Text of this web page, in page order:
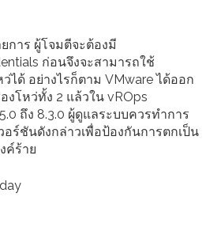
การ ผู้โจมตีจะต้องมี
ก่อนจึงจะสามารถใช้
ได้ อย่างไรก็ตาม VMware ได้ออก
งโหว่ทั้ง 2 แล้วใน vROps
ถึง 8.3.0 ผู้ดูแลระบบควรทำการ
อร์ชันดังกล่าวเพื่อป้องกันการตกเป็น
ค์ร้าย